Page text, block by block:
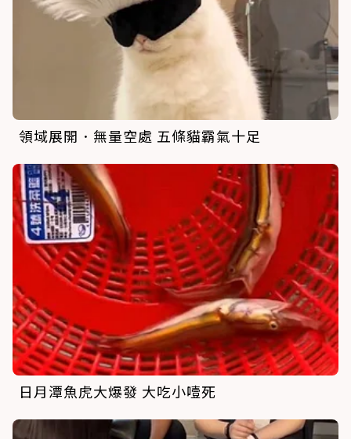
領域展開．無量空處 五條貓霸氣十足
日月潭魚虎大爆發 大吃小噎死